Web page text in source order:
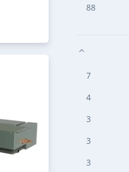
88
7
4
3
3
3